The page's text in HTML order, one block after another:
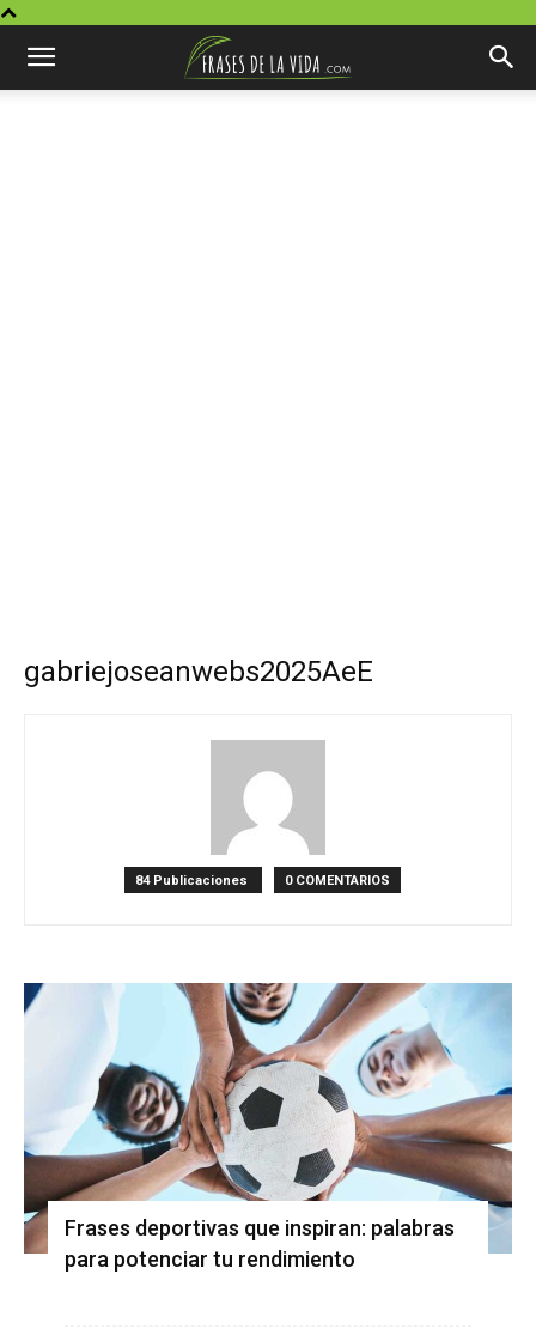
gabriejoseanwebs2025AeE
84 Publicaciones 0 COMENTARIOS
Frases deportivas que inspiran: palabras
para potenciar tu rendimiento